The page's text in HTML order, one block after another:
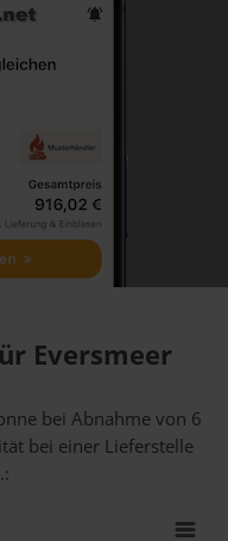
Eversmeer
bei Abnahmevon 6
bei einer Lieferstelle